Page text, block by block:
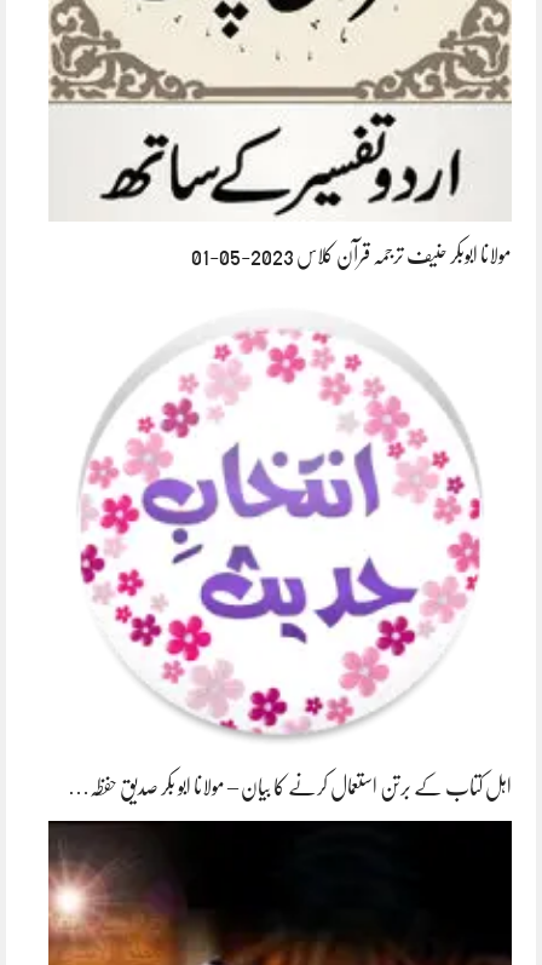
مولانا ابوبکر حنیف ترجمہ قرآن کلاس 2023-05-01
اہل کتاب کے برتن استعمال کرنے کا بیان – مولانا ابو بکر صدیق حفظہ…